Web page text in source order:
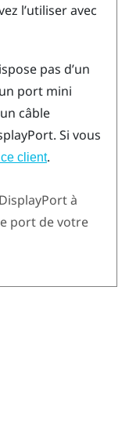
l’utiliser avec
pas d’un
port mini
câble
. Si vous
client.
DisplayPortà
port de votre